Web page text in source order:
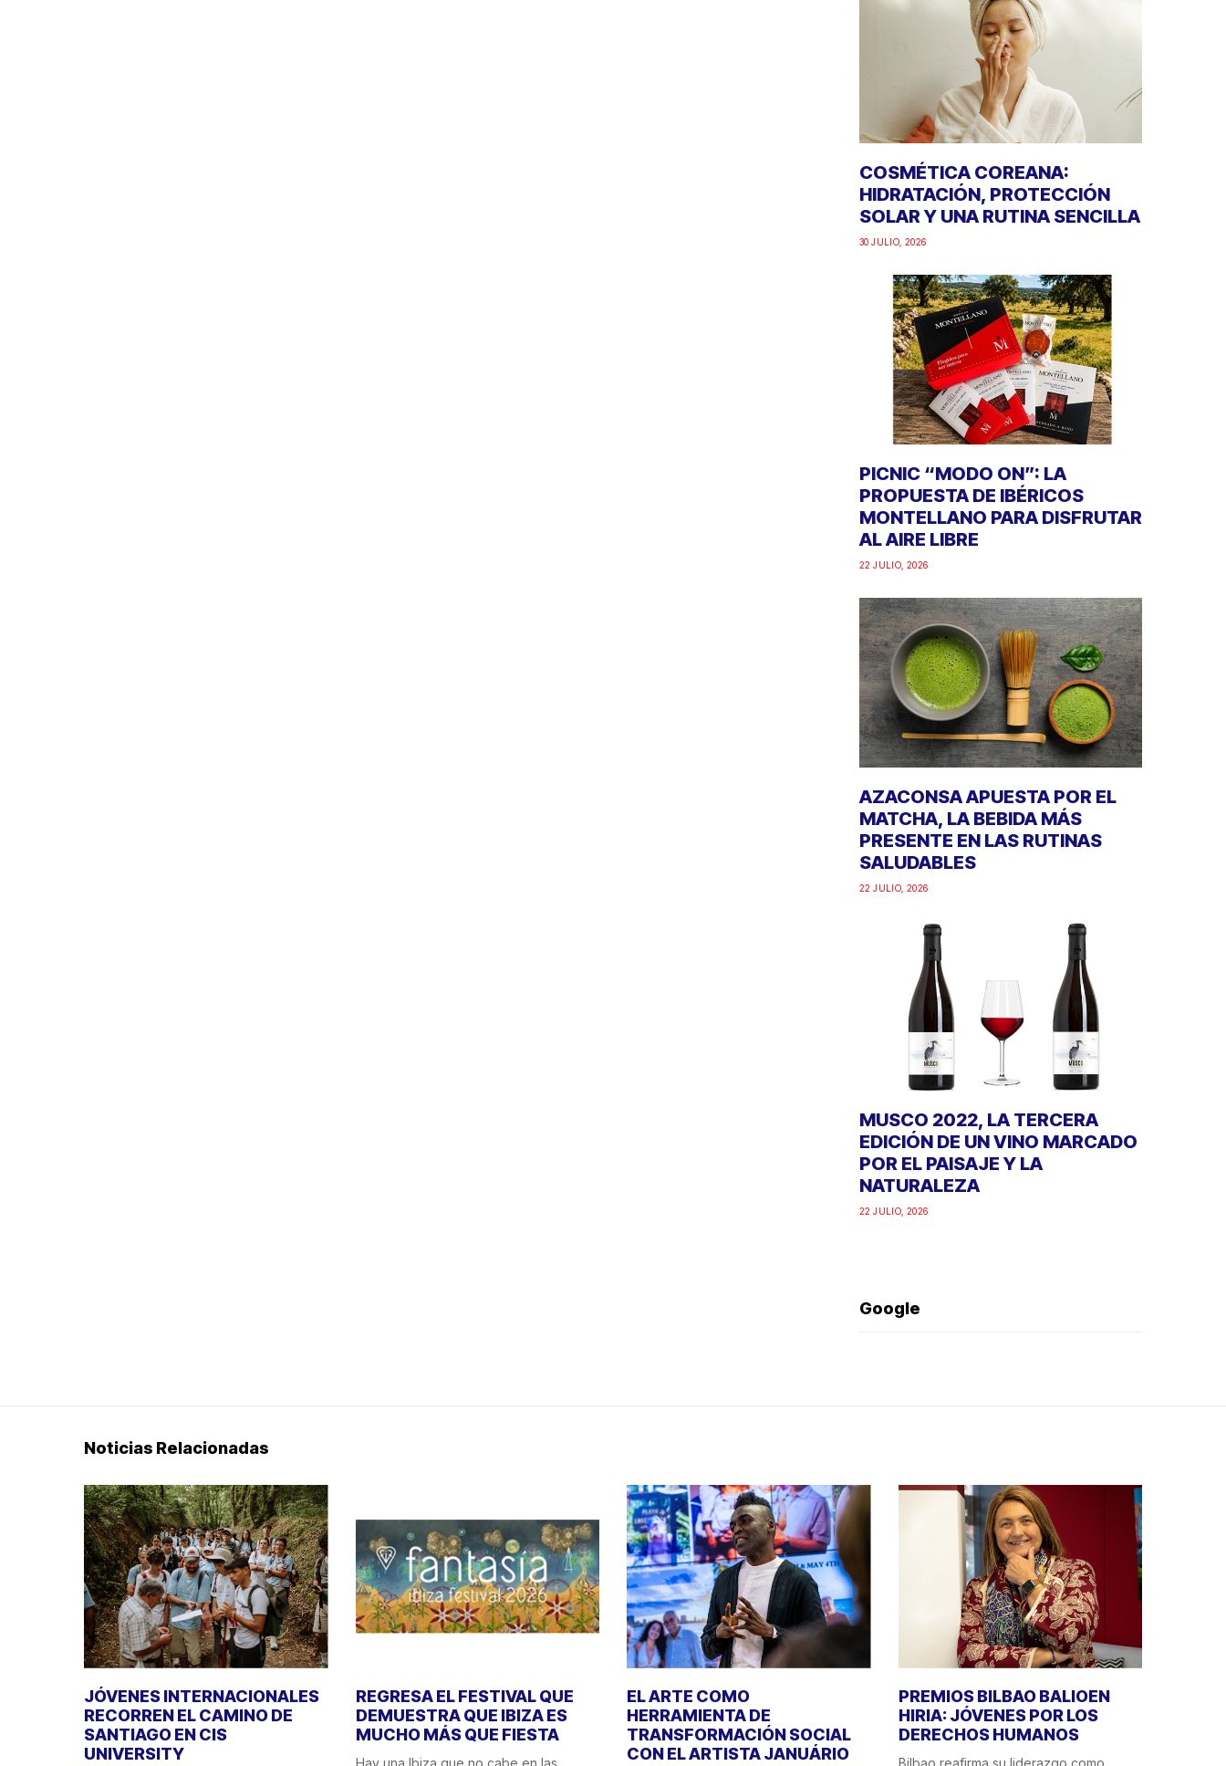
COSMÉTICA COREANA:
HIDRATACIÓN, PROTECCIÓN
SOLAR Y UNA RUTINA SENCILLA
30 JULIO, 2026
PICNIC “MODO ON”: LA
PROPUESTA DE IBÉRICOS
MONTELLANO PARA DISFRUTAR
AL AIRE LIBRE
22 JULIO, 2026
AZACONSA APUESTA POR EL
MATCHA, LA BEBIDA MÁS
PRESENTE EN LAS RUTINAS
SALUDABLES
22 JULIO, 2026
MUSCO 2022, LA TERCERA
EDICIÓN DE UN VINO MARCADO
POR EL PAISAJE Y LA
NATURALEZA
22 JULIO, 2026
Google
Noticias Relacionadas
JÓVENES INTERNACIONALES
RECORREN EL CAMINO DE
SANTIAGO EN CIS
UNIVERSITY
REGRESA EL FESTIVAL QUE
DEMUESTRA QUE IBIZA ES
MUCHO MÁS QUE FIESTA
Hay una Ibiza que no cabe en las
EL ARTE COMO
HERRAMIENTA DE
TRANSFORMACIÓN SOCIAL
CON EL ARTISTA JANUÁRIO
PREMIOS BILBAO BALIOEN
HIRIA: JÓVENES POR LOS
DERECHOS HUMANOS
Bilbao reafirma su liderazgo como